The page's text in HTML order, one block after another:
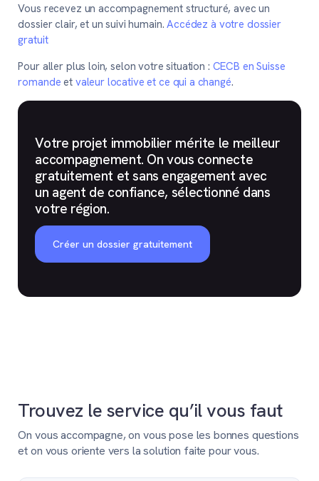
Vous recevez un accompagnement structuré, avec un
dossier clair, et un suivi humain.Accédez à votre dossier
gratuit
Pour aller plus loin, selon votre situation : CECB en Suisse
romande et valeur locative et ce qui a changé.
Votre projet immobilier mérite le meilleur
accompagnement. On vous connecte
gratuitement et sans engagement avec
un agent de confiance, sélectionné dans
votre région.
Créer un dossier gratuitement
Trouvez le service qu’il vous faut
On vous accompagne, on vous pose les bonnes questions
et on vous oriente vers la solution faite pour vous.